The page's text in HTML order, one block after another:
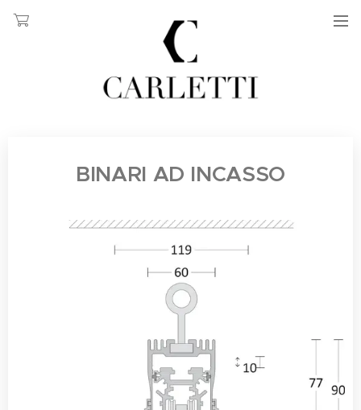
BINARI AD INCASSO